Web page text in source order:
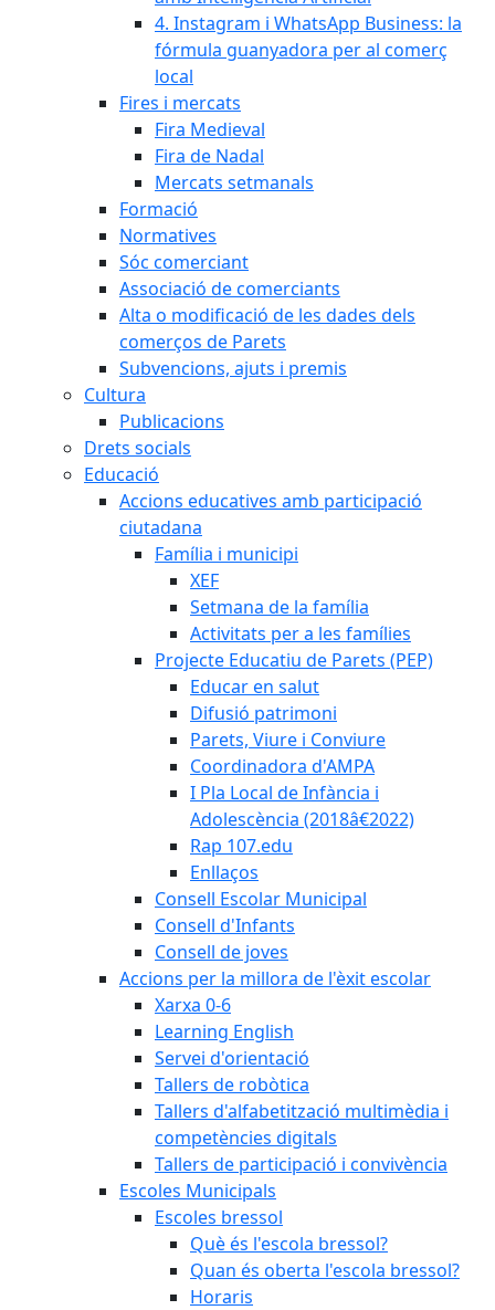
4. Instagram i WhatsApp Business: la
fórmula guanyadora per al comerç
local
Fires i mercats
Fira Medieval
Fira de Nadal
Mercats setmanals
Formació
Normatives
Sóc comerciant
Associació de comerciants
Alta o modificació de les dades dels
comerços de Parets
Subvencions, ajuts i premis
Cultura
Publicacions
Drets socials
Educació
Accions educatives amb participació
ciutadana
Família i municipi
XEF
Setmana de la família
Activitats per a les famílies
Projecte Educatiu de Parets (PEP)
Educar en salut
Difusió patrimoni
Parets, Viure i Conviure
Coordinadora d'AMPA
I Pla Local de Infància i
Adolescència (2018â€2022)
Rap 107.edu
Enllaços
Consell Escolar Municipal
Consell d'Infants
Consell de joves
Accions per la millora de l'èxit escolar
Xarxa 0-6
Learning English
Servei d'orientació
Tallers de robòtica
Tallers d'alfabetització multimèdia i
competències digitals
Tallers de participació i convivència
Escoles Municipals
Escoles bressol
Què és l'escola bressol?
Quan és oberta l'escola bressol?
Horaris